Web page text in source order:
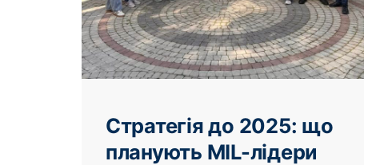
Стратегія до 2025: що
планують MIL-лідери